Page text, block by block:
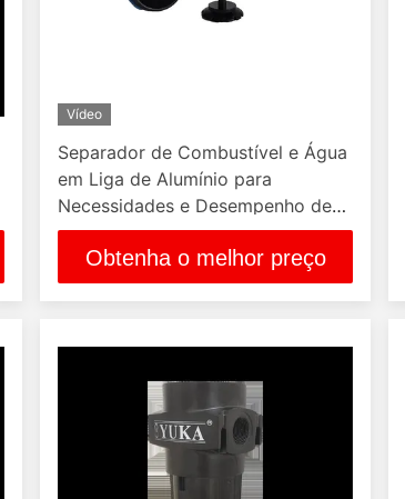
Vídeo
Separador de Combustível e Água
em Liga de Alumínio para
Necessidades e Desempenho de
Separação Personalizados
Obtenha o melhor preço